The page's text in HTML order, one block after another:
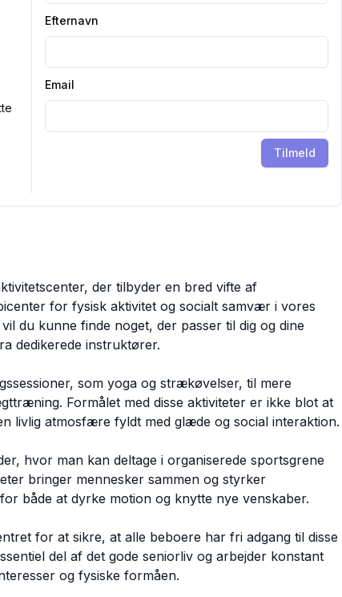
Efternavn
Email
Tilmeld
der tilbyder en bred vifte af
for fysisk aktivitet og socialt samvær i vores
du kunne finde noget, der passer til dig og dine
dedikerede instruktører.
som yoga og strækøvelser, til mere
Formålet med disse aktiviteter er ikke blot at
livlig atmosfære fyldt med glæde og social interaktion.
hvor man kan deltage i organiserede sportsgrene
bringer mennesker sammen og styrker
både at dyrke motion og knytte nye venskaber.
for at sikre, at alle beboere har fri adgang til disse
del af det gode seniorliv og arbejder konstant
og fysiske formåen.